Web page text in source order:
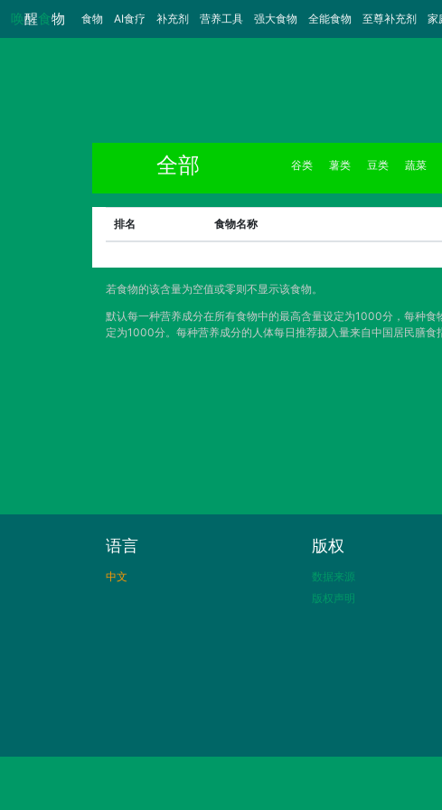
唤醒食物 食物 （当前）
AI食疗 补充剂 营养工具 强大食物 全能食物 至尊补充剂 家
全部 谷类 薯类 豆类 蔬菜
排名 食物名称
若食物的该含量为空值或零则不显示该食物。
默认每一种营养成分在所有食物中的最高含量设定为1000分，每种
定为1000分。每种营养成分的人体每日推荐摄入量来自中国居民膳食
语言
中文
版权
数据来源
版权声明